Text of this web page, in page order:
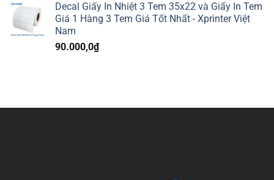
Decal Giấy In Nhiệt 3 Tem 35x22 và Giấy In Tem
Giá 1 Hàng 3 Tem Giá Tốt Nhất - Xprinter Việt
Nam
90.000,0₫